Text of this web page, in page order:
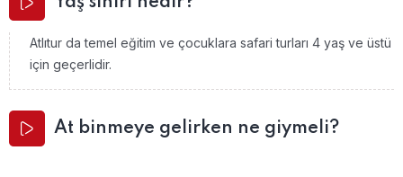
Atlıtur da temel eğitim ve çocuklara safari turları 4 yaş ve üstü
için geçerlidir.
At binmeye gelirken ne giymeli?